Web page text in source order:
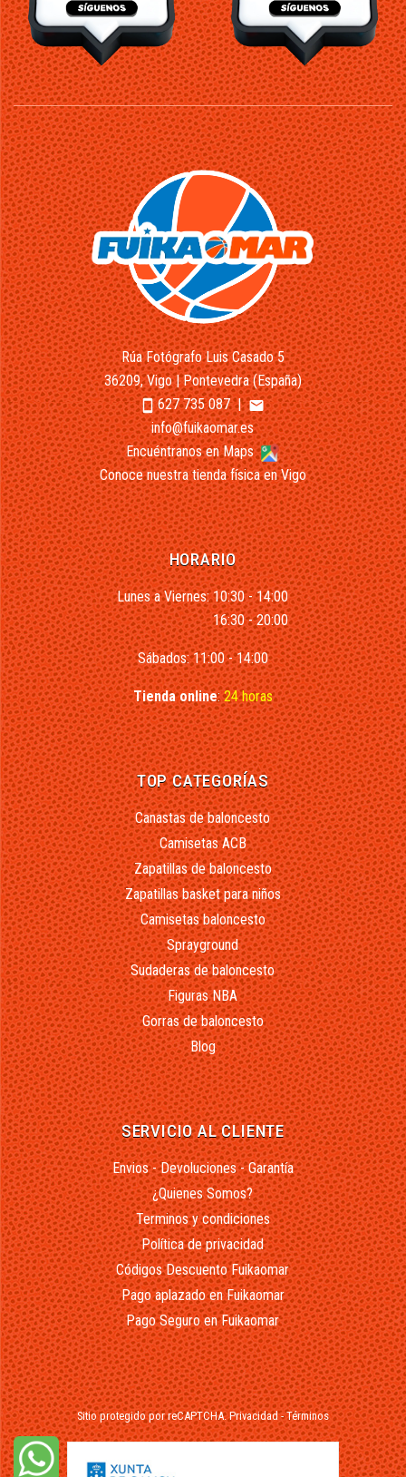
Rúa Fotógrafo Luis Casado 5
36209, Vigo | Pontevedra (España)
smartphone627 735 087|email
info@fuikaomar.es
Encuéntranos en Maps
Conoce nuestra tienda física en Vigo
HORARIO
Lunes a Viernes: 10:30 - 14:00
16:30 - 20:00
Sábados: 11:00 - 14:00
Tienda online:24 horas
TOP CATEGORÍAS
Canastas de baloncesto
Camisetas ACB
Zapatillas de baloncesto
Zapatillas basket para niños
Camisetas baloncesto
Sprayground
Sudaderas de baloncesto
Figuras NBA
Gorras de baloncesto
Blog
SERVICIO AL CLIENTE
Envios - Devoluciones - Garantía
¿Quienes Somos?
Terminos y condiciones
Política de privacidad
Códigos Descuento Fuikaomar
Pago aplazado en Fuikaomar
Pago Seguro en Fuikaomar
Sitio protegido por reCAPTCHA.Privacidad-Términos